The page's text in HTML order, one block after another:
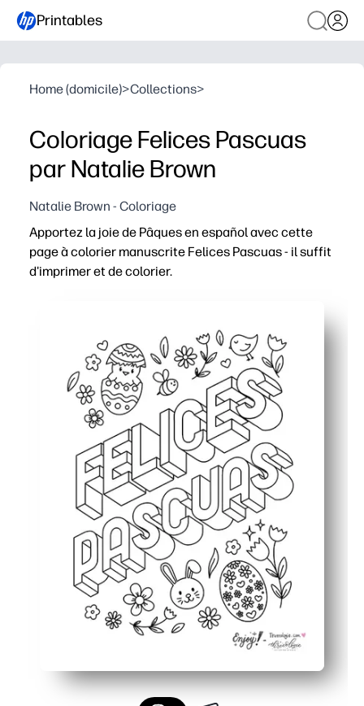
Printables
Home (domicile)>Collections>
Coloriage Felices Pascuas
par Natalie Brown
Natalie Brown - Coloriage
Apportez la joie de Pâques en español avec cette
page à colorier manuscrite Felices Pascuas - il suffit
d'imprimer et de colorier.
Maintient l'engagement de vos apprenants grâce à
Vous aide à renforcer le vocabulaire des fêtes
S'adapte à vos plans - utiliser comme napperon,